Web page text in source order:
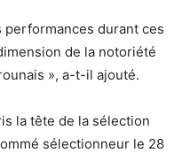
performances durant ces
de la notoriété
», a-t-il ajouté.
la tête de la sélection
sélectionneur le 28